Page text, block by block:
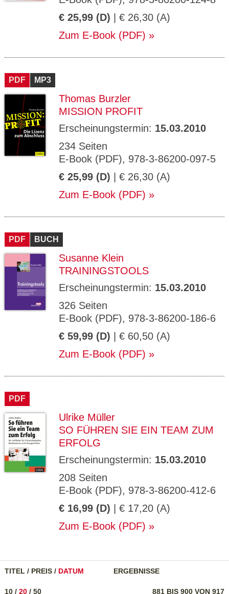
€ 25,99 (D) | € 26,30 (A)
Zum E-Book (PDF)
PDF MP3
Thomas Burzler
MISSION PROFIT
Erscheinungstermin: 15.03.2010
234 Seiten
E-Book (PDF), 978-3-86200-097-5
€ 25,99 (D) | € 26,30 (A)
Zum E-Book (PDF)
PDF BUCH
Susanne Klein
TRAININGSTOOLS
Erscheinungstermin: 15.03.2010
326 Seiten
E-Book (PDF), 978-3-86200-186-6
€ 59,99 (D) | € 60,50 (A)
Zum E-Book (PDF)
PDF
Ulrike Müller
SO FÜHREN SIE EIN TEAM ZUM
ERFOLG
Erscheinungstermin: 15.03.2010
208 Seiten
E-Book (PDF), 978-3-86200-412-6
€ 16,99 (D) | € 17,20 (A)
Zum E-Book (PDF)
TITEL / PREIS / DATUM ERGEBNISSE
881 BIS 900 VON 917
10 / 20 / 50